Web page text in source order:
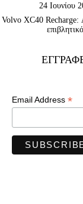
24 Ιουνίου
Volvo XC40 Recharge:
Email Address *